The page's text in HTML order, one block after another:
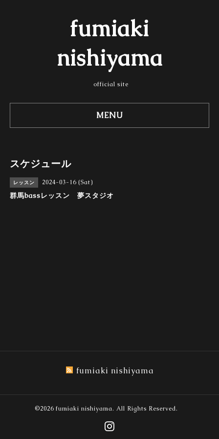
fumiaki
nishiyama
official site
MENU
スケジュール
レッスン 2024-03-16 (Sat)
群馬bassレッスン 夢スタジオ
fumiaki nishiyama
©2026 fumiaki nishiyama. All Rights Reserved.